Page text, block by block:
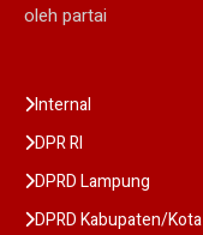
oleh partai
Internal
DPR RI
DPRD Lampung
DPRD Kabupaten/Kota